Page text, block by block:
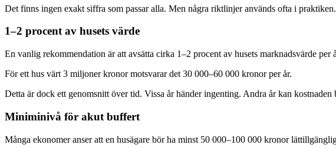
Det finns ingen exakt siffra som passar alla. Men några riktlinjer används ofta i praktiken.
1–2 procent av husets värde
En vanlig rekommendation är att avsätta cirka 1–2 procent av husets marknadsvärde
För ett hus värt 3 miljoner kronor motsvarar det 30 000–60 000 kronor per år.
Detta är dock ett genomsnitt över tid. Vissa år händer ingenting. Andra år kan
Miniminivå för akut buffert
Många ekonomer anser att en husägare bör ha minst 50 000–100 000 kronor